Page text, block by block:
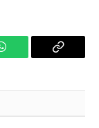
WhatsApp Copy